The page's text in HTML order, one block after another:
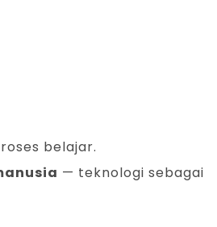
belajar.
— teknologi sebagai